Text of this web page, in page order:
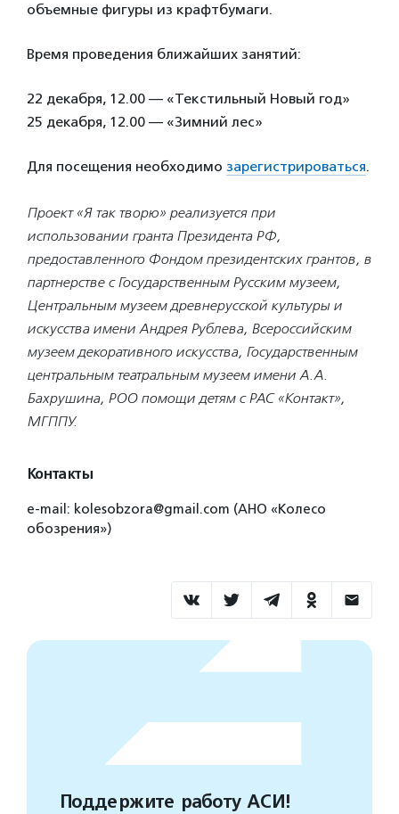
объемные фигуры из крафтбумаги.
Время проведения ближайших занятий:
22 декабря, 12.00 — «Текстильный Новый год»
25 декабря, 12.00 — «Зимний лес»
Для посещения необходимо зарегистрироваться.
Проект «Я так творю» реализуется при
использовании гранта Президента РФ,
предоставленного Фондом президентских грантов, в
партнерстве с Государственным Русским музеем,
Центральным музеем древнерусской культуры и
искусства имени Андрея Рублева, Всероссийским
музеем декоративного искусства, Государственным
центральным театральным музеем имени А.А.
Бахрушина, РОО помощи детям с РАС «Контакт»,
МГППУ.
Контакты
e-mail: kolesobzora@gmail.com (АНО «Колесо
обозрения»)
Поддержите работу АСИ!